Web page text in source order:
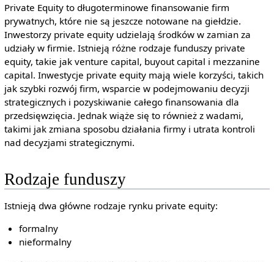
Private Equity to długoterminowe finansowanie firm
prywatnych, które nie są jeszcze notowane na giełdzie.
Inwestorzy private equity udzielają środków w zamian za
udziały w firmie. Istnieją różne rodzaje funduszy private
equity, takie jak venture capital, buyout capital i mezzanine
capital. Inwestycje private equity mają wiele korzyści, takich
jak szybki rozwój firm, wsparcie w podejmowaniu decyzji
strategicznych i pozyskiwanie całego finansowania dla
przedsięwzięcia. Jednak wiąże się to również z wadami,
takimi jak zmiana sposobu działania firmy i utrata kontroli
nad decyzjami strategicznymi.
Rodzaje funduszy
Istnieją dwa główne rodzaje rynku private equity:
formalny
nieformalny